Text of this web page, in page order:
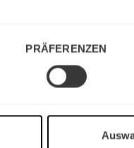
PRÄFERENZEN
konkrete
im Preisverhalten ist
(u.a.): Senator für